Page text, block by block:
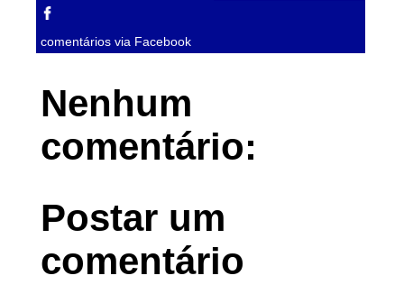
comentários via Facebook
Nenhum
comentário:
Postar um
comentário